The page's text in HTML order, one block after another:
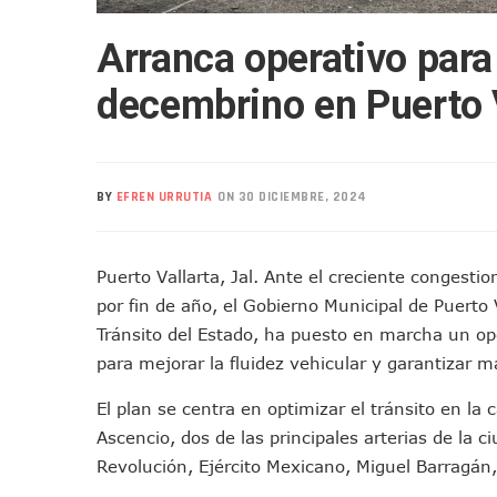
Realizan Operativo
Arquitecto Luis Munguía
Semana Lluviosa Para
Voces Del Orgullo
Nuevo Transporte Eléctrico
Centro De Autismo Es Un
Lluvias Y Oleaje Elevado
Jóvenes En Movimiento
En PV Encabezan
Cae El “R1”, Presunto
Muere Manolo Solo, Actor
Arranca operativo
decembrino en Puerto
BY EFREN URRUTIA ON 30 DICIEMBRE, 2024
Puerto Vallarta, Jal. Ante el creciente
por fin de año, el Gobierno Municipal de
Tránsito del Estado, ha puesto en marcha un
para mejorar la fluidez vehicular y garantizar
El plan se centra en optimizar el tránsito en la
Ascencio, dos de las principales arterias de la
Revolución, Ejército Mexicano, Miguel